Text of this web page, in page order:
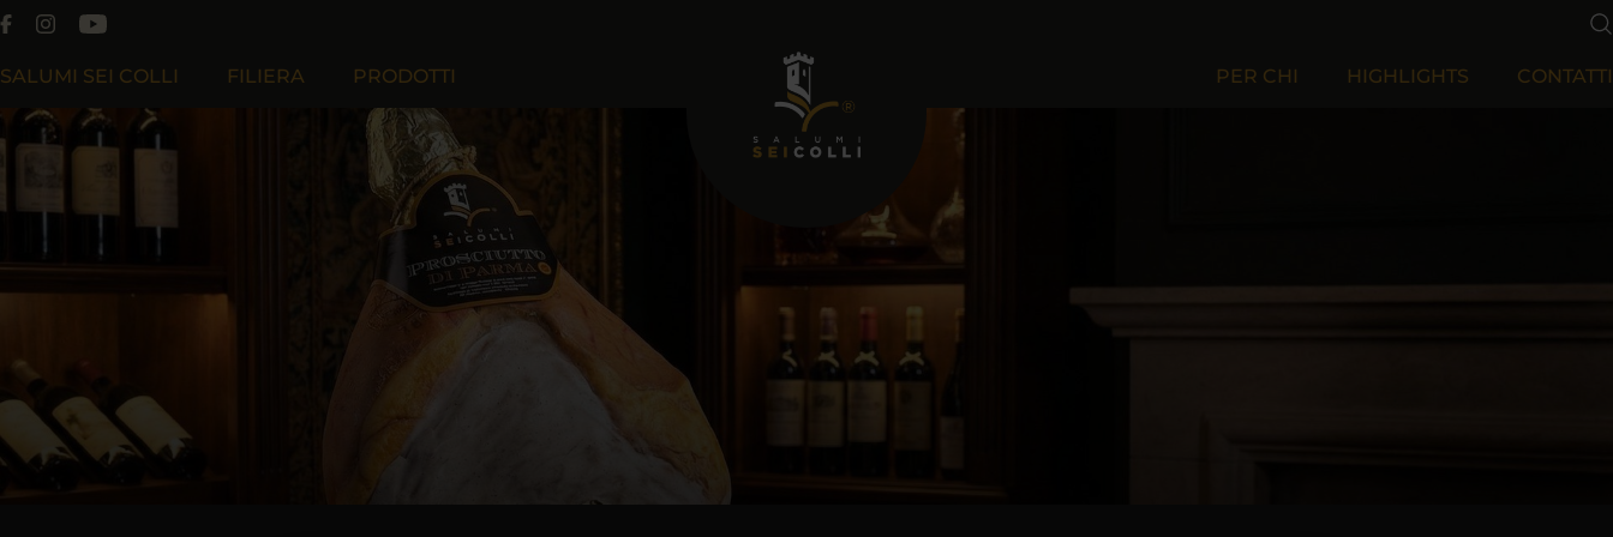
SALUMI SEI COLLI
Filosofia
FILIERA
Filiera Cooperativa Effeciesse
PRODOTTI PER CHI HIGHLIGHTS CONTATTI